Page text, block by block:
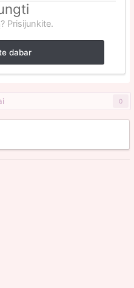
Prisijunkite.
dabar
0